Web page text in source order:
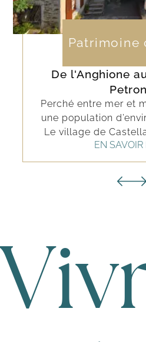
Patrimoine
De l'Anghione
Perché entre mer et
une population
Le village de
s'étage de la plage
son littoral sableux
des moyennes
schisteuses de
l'archipel Toscan.
rustiques distribuent
Les maisons
irrégulières sont
bleutées. Les
locales, convergent
EN SAVOIR